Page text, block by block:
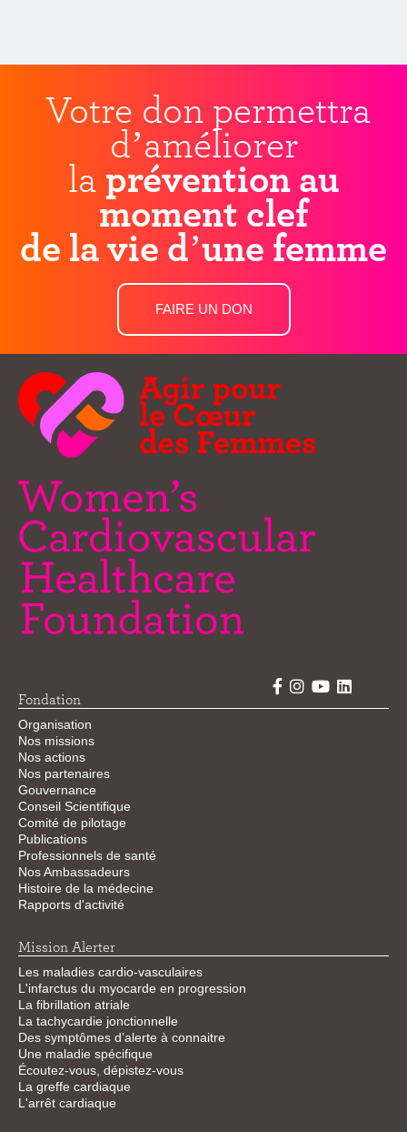
Votre don permettra
d’améliorer
la prévention au
moment clef
de la vie d’une femme
FAIRE UN DON
Fondation
Organisation
Nos missions
Nos actions
Nos partenaires
Gouvernance
Conseil Scientifique
Comité de pilotage
Publications
Professionnels de santé
Nos Ambassadeurs
Histoire de la médecine
Rapports d'activité
Mission Alerter
Les maladies cardio-vasculaires
L'infarctus du myocarde en progression
La fibrillation atriale
La tachycardie jonctionnelle
Des symptômes d’alerte à connaitre
Une maladie spécifique
Écoutez-vous, dépistez-vous
La greffe cardiaque
L'arrêt cardiaque